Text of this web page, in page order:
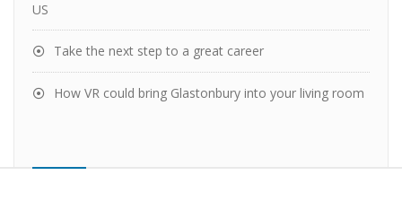
US
Take the next step to a great career
How VR could bring Glastonbury into your living room